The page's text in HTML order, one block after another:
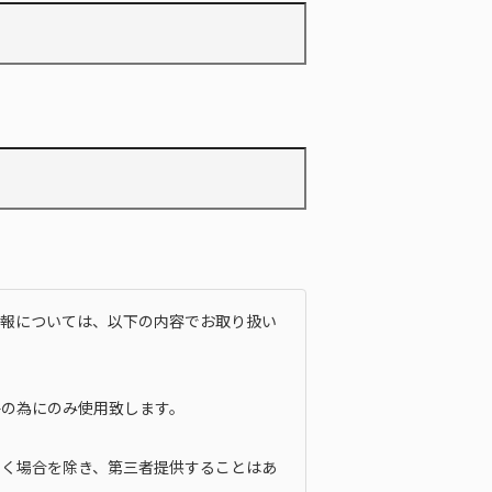
については、以下の内容でお取り扱い
為にのみ使用致します。
場合を除き、第三者提供することはあ